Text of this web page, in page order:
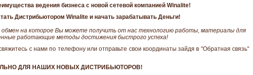
ведения бизнеса с новой сетевой компанией Winalite!
Дистрибьютором Winalite и начать зарабатывать Деньги!
на которое Вы можете получить от нас технологию работы, материалы для
работающие методы достижения быстрого успеха!
с нами по телефону или отправьте свои координаты зайдя в "Обратная связь"
ДЛЯ НАШИХ НОВЫХ ДИСТРИБЬЮТОРОВ!